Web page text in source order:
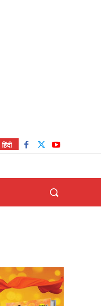
हिंदी